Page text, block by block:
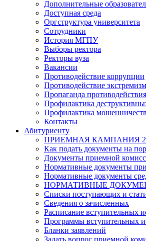
Дополнительные
Доступная среда
Оргструктура университета
Сотрудники
История МГПУ
Выборы ректора
Ректоры вуза
Вакансии
Противодействие коррупции
Противодействие
Пропаганда
Профилактика
Профилактика
Контакты
Абитуриенту
ПРИЕМНАЯ КАМПАНИЯ
Как подать документы на
Документы приемной
Нормативные документы
Нормативные документы
НОРМАТИВНЫЕ
Списки поступающих и
Сведения о зачисленных
Расписание вступительных
Программы вступительных
Бланки заявлений
Задать вопрос приемной